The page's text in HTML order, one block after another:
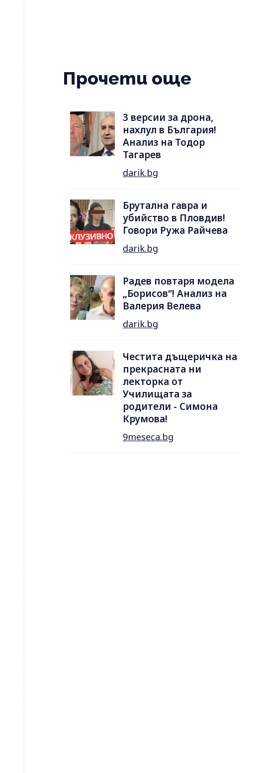
Прочети още
3 версии за дрона,
нахлул в България!
Анализ на Тодор
Тагарев
darik.bg
Брутална гавра и
убийство в Пловдив!
Говори Ружа Райчева
darik.bg
Радев повтаря модела
„Борисов“! Анализ на
Валерия Велева
darik.bg
Честита дъщеричка на
прекрасната ни
лекторка от
Училищата за
родители - Симона
Крумова!
9meseca.bg